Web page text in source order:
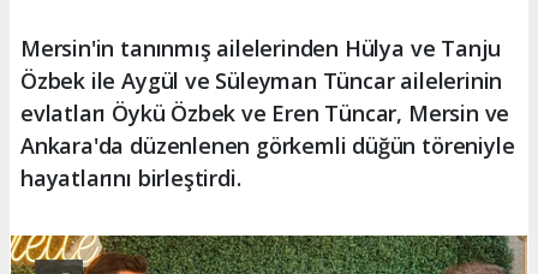
Mersin'in tanınmış ailelerinden Hülya ve Tanju
Özbek ile Aygül ve Süleyman Tüncar ailelerinin
evlatları Öykü Özbek ve Eren Tüncar, Mersin ve
Ankara'da düzenlenen görkemli düğün töreniyle
hayatlarını birleştirdi.